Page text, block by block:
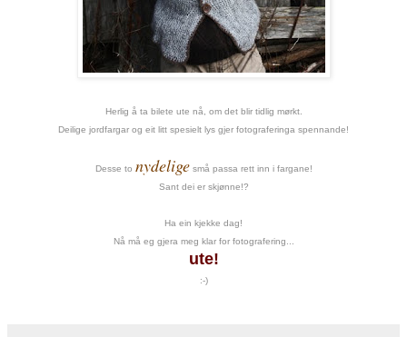
Herlig å ta bilete ute nå, om det blir tidlig mørkt.
Deilige jordfargar og eit litt spesielt lys gjer fotograferinga spennande!
Desse to nydeligesmå passa rett inn i fargane!
Sant dei er skjønne!?
Ha ein kjekke dag!
Nå må eg gjera meg klar for fotografering...
ute!
:-)